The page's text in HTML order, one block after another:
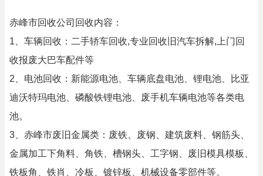
赤峰市回收公司回收内容：
1、车辆回收：二手轿车回收,专业回收旧汽车拆解,上门回
收报废大巴车配件等
2、电池回收：新能源电池、车辆底盘电池、锂电池、比亚
迪沃特玛电池、磷酸铁锂电池、废手机车辆电池等各类电
池。
3、赤峰市废旧金属类：废铁、废钢、建筑废料、钢筋头、
金属加工下角料、角铁、槽钢头、工字钢、废旧模具模板、
铁板角、铁肖、冷板、镀锌板、机械设备零部件等。